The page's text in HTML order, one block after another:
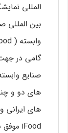
بین المللی
گامی در
صنایع
های دو و
های ایرانی